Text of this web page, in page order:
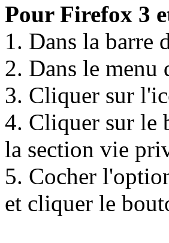
Pour Firefox 3
1. Dans la barre
2. Dans le
3. Cliquer sur
4. Cliquer sur le
la section vie
5. Cocher
et cliquer le